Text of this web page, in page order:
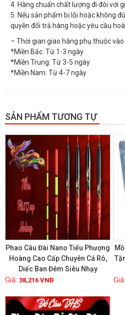
4. Hàng chuẩn chất lượng đi đôi với
5. Nếu sản phẩm bị lỗi hoặc không
quyền đổi trả hàng hoặc yêu cầu
– Thời gian giao hàng phụ thuộc vào
*Miền Bắc: Từ 1-3 ngày
*Miền Trung: Từ 3-5 ngày
*Miền Nam: Từ 4-7 ngày
SẢN PHẨM TƯƠNG TỰ
Xem chi tiết
Phao Câu Đài Nano Tiểu Phượng
Hoàng Cao Cấp Chuyên Cá Rô,
Diếc Ban Đêm Siêu Nhạy
38,216 VNĐ
GIẢM GIÁ!